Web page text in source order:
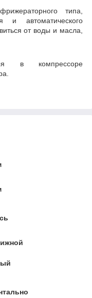
типа,
и автоматического
от воды и масла,
в компрессоре